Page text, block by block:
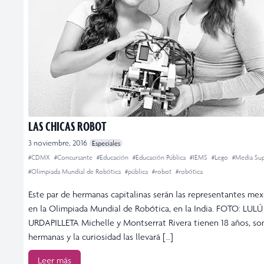
LAS CHICAS ROBOT
3 noviembre, 2016 Especiales
#CDMX #Concursante #Educación #Educación Pública #IEMS #Lego #Media
#Olimpiada Mundial de Robótica #pública #robot #robótica
Este par de hermanas capitalinas serán las representantes
en la Olimpiada Mundial de Robótica, en la India. FOTO: LULÚ
URDAPILLETA Michelle y Montserrat Rivera tienen 18 años,
hermanas y la curiosidad las llevará […]
Leer más